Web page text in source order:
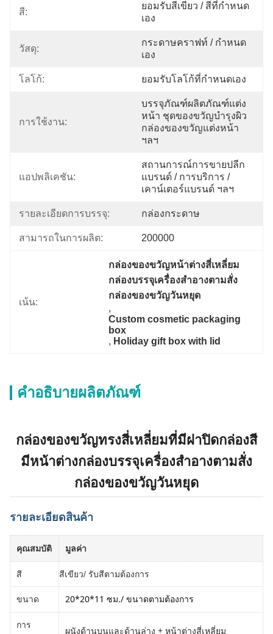
สี:
ยอมรับสีเขียว / สีที่กำหนด
เอง
วัสดุ:
กระดาษคราฟท์ / กำหนด
เอง
โลโก้: ยอมรับโลโก้ที่กำหนดเอง
การใช้งาน:
บรรจุภัณฑ์ผลิตภัณฑ์แต่ง
หน้า ชุดของขวัญบำรุงผิว
กล่องของขวัญแต่งหน้า
ฯลฯ
แอปพลิเคชัน:
สถานการณ์การขายปลีก
แบรนด์ / การบริการ /
เคาน์เตอร์แบรนด์ ฯลฯ
รายละเอียดการบรรจุ: กล่องกระดาษ
สามารถในการผลิต: 200000
เน้น:
กล่องของขวัญหน้าต่างสี่เหลี่ยม
กล่องบรรจุเครื่องสําอางตามสั่ง
กล่องของขวัญวันหยุด
,
Custom cosmetic packaging
box
, Holiday gift box with lid
คำอธิบายผลิตภัณฑ์
กล่องของขวัญทรงสี่เหลี่ยมที่มีฝาปิดกล่องสี
มีหน้าต่างกล่องบรรจุเครื่องสําอางตามสั่ง
กล่องของขวัญวันหยุด
รายละเอียดสินค้า
คุณสมบัติ มูลค่า
สี สีเขียว/ รับสีตามต้องการ
ขนาด 20*20*11 ซม./ ขนาดตามต้องการ
การ
ผนังด้านบนและด้านล่าง + หน้าต่างสี่เหลี่ยม